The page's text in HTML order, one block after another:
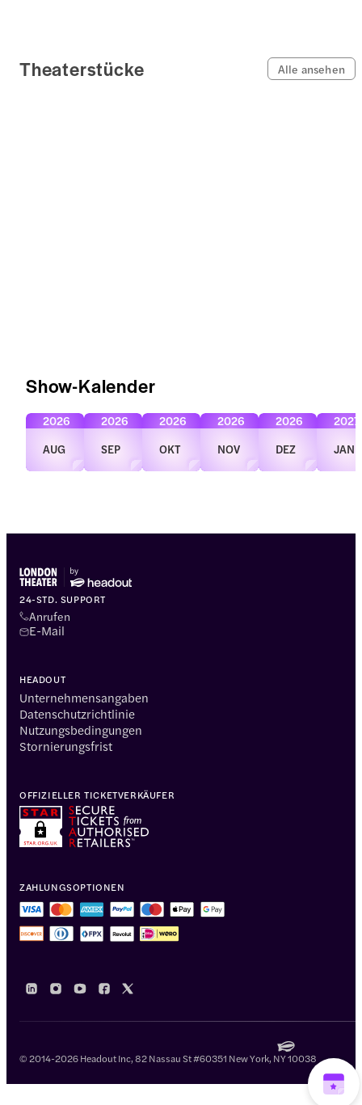
Theaterstücke Alle ansehen
Show-Kalender
AUG
2026
SEP
2026
OKT
2026
NOV
2026
DEZ
2026
JAN
2027
24-STD. SUPPORT
Anrufen
E-Mail
HEADOUT
Unternehmensangaben
Datenschutzrichtlinie
Nutzungsbedingungen
Stornierungsfrist
ZAHLUNGSOPTIONEN
OFFIZIELLER TICKETVERKÄUFER
© 2014-2026 Headout Inc, 82 Nassau St #60351 New York, NY 10038